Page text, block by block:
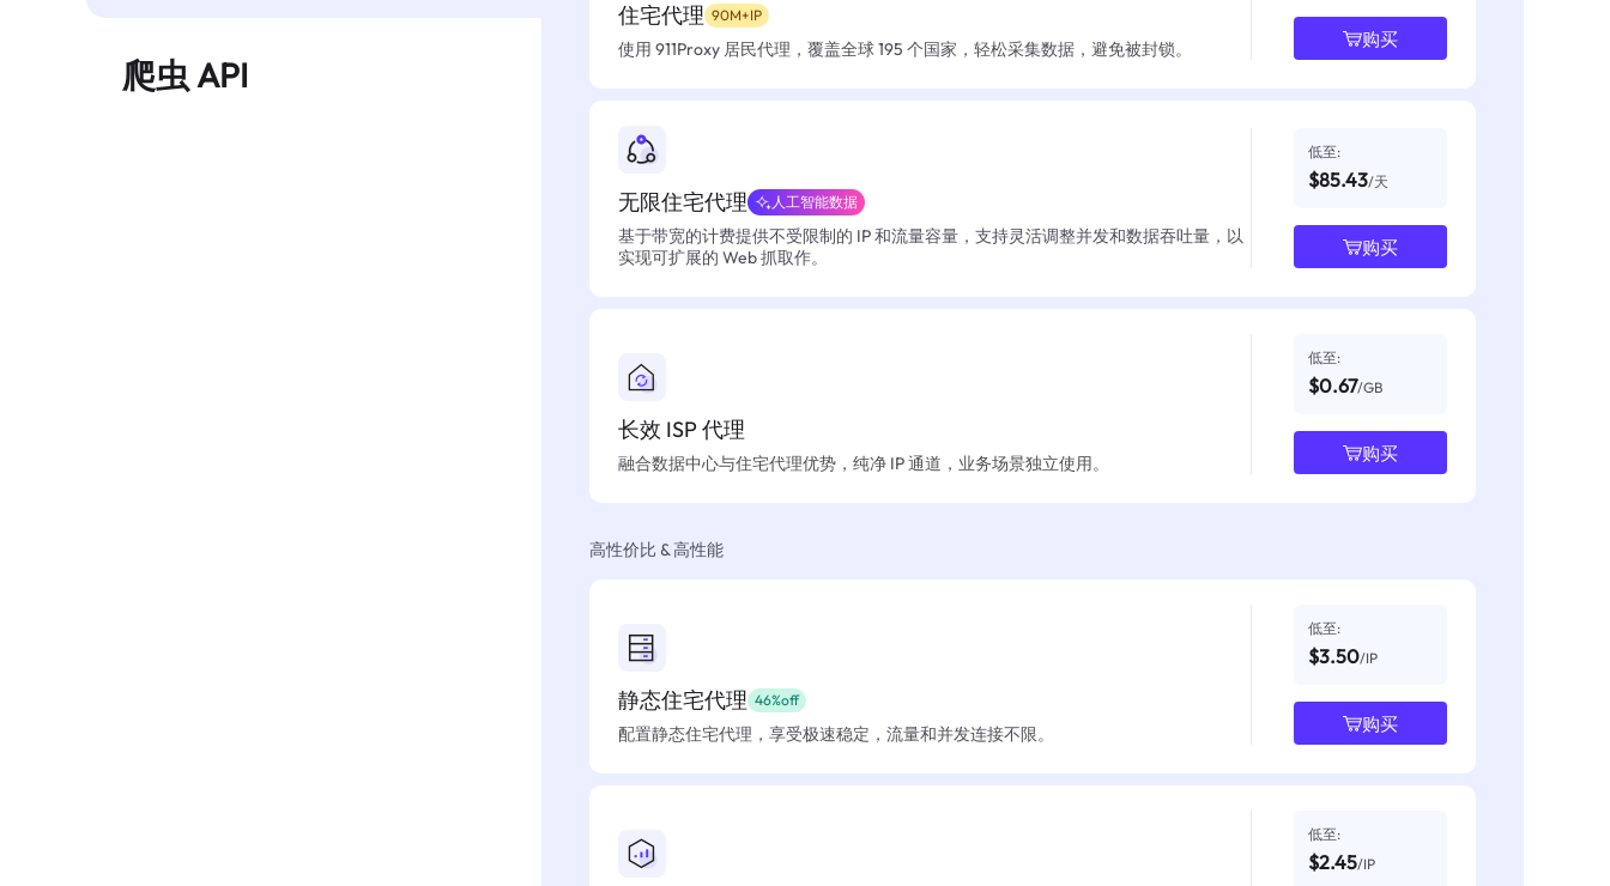
爬虫 API
住宅代理 90M+IP
使用 911Proxy 居民代理，覆盖全球 195 个国家，轻松采集数据，避免被封锁。 购买
无限住宅代理 人工智能数据
基于带宽的计费提供不受限制的 IP 和流量容量，支持灵活调整并发和数据吞吐量，以
实现可扩展的 Web 抓取作。
低至:
$85.43/天
购买
长效 ISP 代理
融合数据中心与住宅代理优势，纯净 IP 通道，业务场景独立使用。
低至:
$0.67/GB
购买
高性价比 & 高性能
静态住宅代理 46%off
配置静态住宅代理，享受极速稳定，流量和并发连接不限。
低至:
$3.50/IP
购买
低至:
$2.45/IP